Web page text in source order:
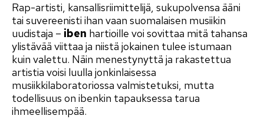
Rap-artisti, kansallisriimittelijä, sukupolvensa ääni
tai suvereenisti ihan vaan suomalaisen musiikin
uudistaja – iben hartioille voi sovittaa mitä tahansa
ylistävää viittaa ja niistä jokainen tulee istumaan
kuin valettu. Näin menestynyttä ja rakastettua
artistia voisi luulla jonkinlaisessa
musiikkilaboratoriossa valmistetuksi, mutta
todellisuus on ibenkin tapauksessa tarua
ihmeellisempää.